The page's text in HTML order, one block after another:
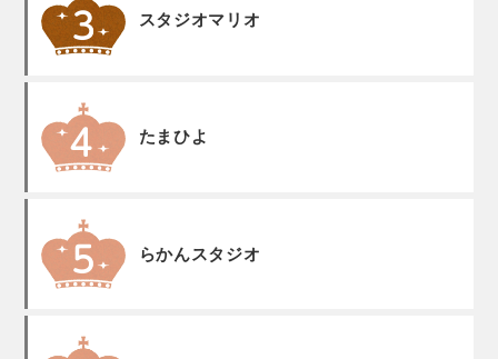
スタジオマリオ
たまひよ
らかんスタジオ